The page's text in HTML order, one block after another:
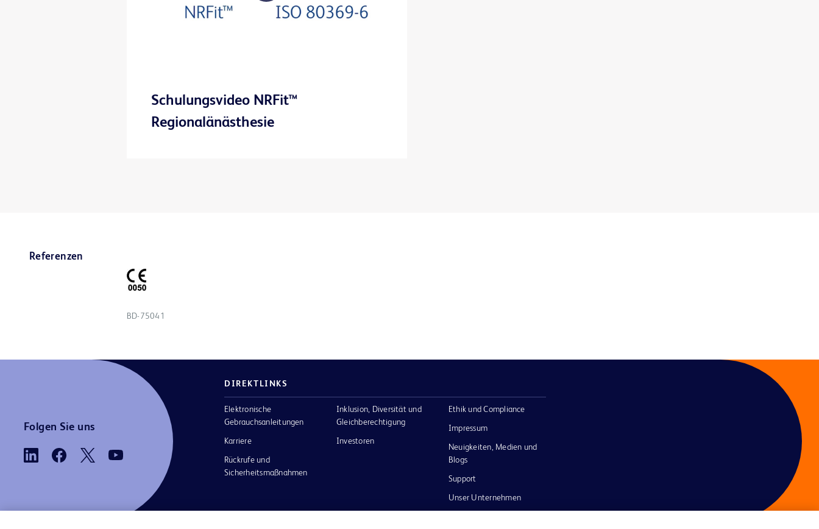
Play
Schulungsvideo NRFit™
Regionalänästhesie
Referenzen
BD-75041
Folgen Sie uns
DIREKTLINKS
Elektronische
Gebrauchsanleitungen
Karriere
Rückrufe und
Sicherheitsmaßnahmen
Inklusion, Diversität und
Gleichberechtigung
Investoren
Ethik und Compliance
Impressum
Neuigkeiten, Medien und
Blogs
Support
Unser Unternehmen